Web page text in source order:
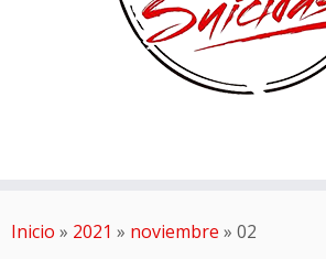
Inicio » 2021 » noviembre » 02